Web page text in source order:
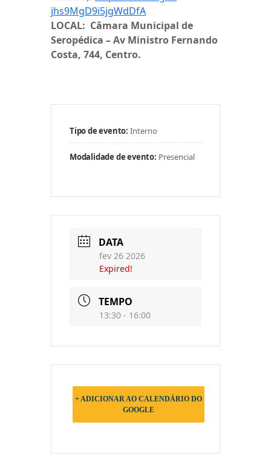
jhs9MgD9i5jgWdDfA
LOCAL: Câmara Municipal de
Seropédica – Av Ministro Fernando
Costa, 744, Centro.
Tipo de evento: Interno
Modalidade de evento: Presencial
DATA
fev 26 2026
Expired!
TEMPO
13:30 - 16:00
+ ADICIONAR AO CALENDÁRIO DO
GOOGLE